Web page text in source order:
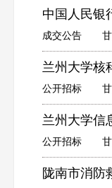
中国人民银
成交公告
兰州大学核
公开招标
兰州大学信
公开招标
陇南市消防